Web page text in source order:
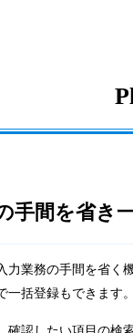
手間を省き
力業務の手間を省く
括登録もできます。